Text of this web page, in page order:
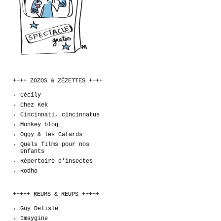
++++ ZOZOS & ZÉZETTES ++++
Cécily
Chez Kek
Cincinnati, cincinnatus
Monkey blog
Oggy & les Cafards
Quels films pour nos
enfants
Répertoire d'insectes
Rodho
+++++ REUMS & REUPS +++++
Guy Delisle
Imaygine